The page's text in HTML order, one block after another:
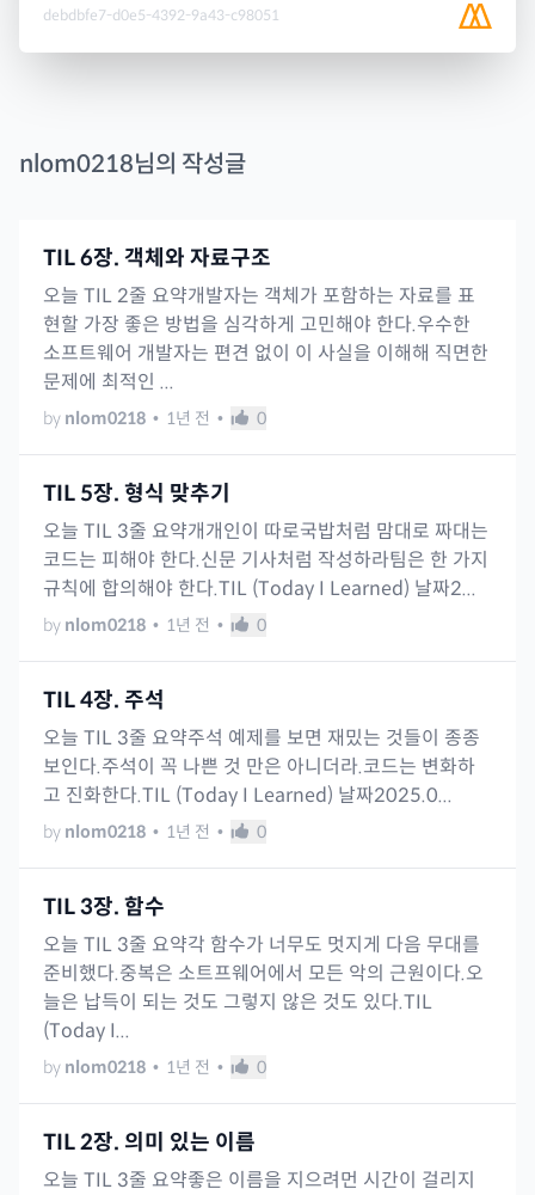
debdbfe7-d0e5-4392-9a43-c98051
nlom0218님의 작성글
TIL 6장. 객체와 자료구조
오늘 TIL 2줄 요약개발자는 객체가 포함하는 자료를 표
현할 가장 좋은 방법을 심각하게 고민해야 한다.우수한
소프트웨어 개발자는 편견 없이 이 사실을 이해해 직면한
문제에 최적인 ...
by nlom0218 • 1년 전 • 0
TIL 5장. 형식 맞추기
오늘 TIL 3줄 요약개개인이 따로국밥처럼 맘대로 짜대는
코드는 피해야 한다.신문 기사처럼 작성하라팀은 한 가지
규칙에 합의해야 한다.TIL (Today I Learned) 날짜2...
by nlom0218 • 1년 전 • 0
TIL 4장. 주석
오늘 TIL 3줄 요약주석 예제를 보면 재밌는 것들이 종종
보인다.주석이 꼭 나쁜 것 만은 아니더라.코드는 변화하
고 진화한다.TIL (Today I Learned) 날짜2025.0...
by nlom0218 • 1년 전 • 0
TIL 3장. 함수
오늘 TIL 3줄 요약각 함수가 너무도 멋지게 다음 무대를
준비했다.중복은 소트프웨어에서 모든 악의 근원이다.오
늘은 납득이 되는 것도 그렇지 않은 것도 있다.TIL
(Today I...
by nlom0218 • 1년 전 • 0
TIL 2장. 의미 있는 이름
오늘 TIL 3줄 요약좋은 이름을 지으려먼 시간이 걸리지